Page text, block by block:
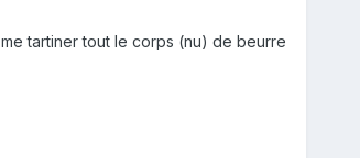
tartiner tout le corps (nu) de beurre